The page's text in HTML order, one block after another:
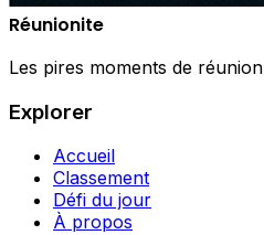
Réunionite
Les pires moments de réunion
Explorer
Accueil
Classement
Défi du jour
À propos